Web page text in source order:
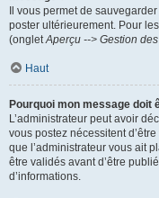
Il vous permet de
poster ultérieurement. Pour
(ongletAperçu --> Gestion
Haut
Pourquoi mon message doit
L’administrateur peut avoir
vous postez nécessitent
que l’administrateur vous ait
être validés avant d’être
d’informations.